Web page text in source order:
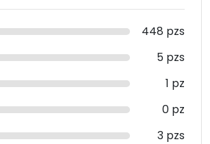
448 pzs
5 pzs
1 pz
0 pz
3 pzs